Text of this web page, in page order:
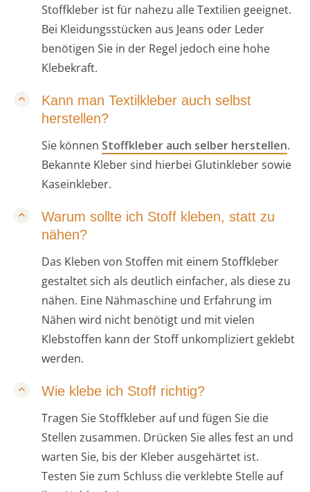
Stoffkleber ist für nahezu alle Textilien geeignet.
Bei Kleidungsstücken aus Jeans oder Leder
benötigen Sie in der Regel jedoch eine hohe
Klebekraft.
Kann man Textilkleber auch selbst
herstellen?
Sie können Stoffkleber auch selber herstellen.
Bekannte Kleber sind hierbei Glutinkleber sowie
Kaseinkleber.
Warum sollte ich Stoff kleben, statt zu
nähen?
Das Kleben von Stoffen mit einem Stoffkleber
gestaltet sich als deutlich einfacher, als diese zu
nähen. Eine Nähmaschine und Erfahrung im
Nähen wird nicht benötigt und mit vielen
Klebstoffen kann der Stoff unkompliziert geklebt
werden.
Wie klebe ich Stoff richtig?
Tragen Sie Stoffkleber auf und fügen Sie die
Stellen zusammen. Drücken Sie alles fest an und
warten Sie, bis der Kleber ausgehärtet ist.
Testen Sie zum Schluss die verklebte Stelle auf